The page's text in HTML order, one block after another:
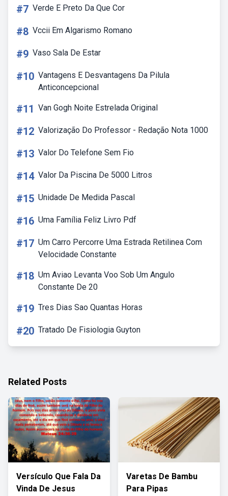
#7 Verde E Preto Da Que Cor
#8 Vccii Em Algarismo Romano
#9 Vaso Sala De Estar
#10 Vantagens E Desvantagens Da Pilula
Anticoncepcional
#11 Van Gogh Noite Estrelada Original
#12 Valorização Do Professor - Redação Nota 1000
#13 Valor Do Telefone Sem Fio
#14 Valor Da Piscina De 5000 Litros
#15 Unidade De Medida Pascal
#16 Uma Família Feliz Livro Pdf
#17 Um Carro Percorre Uma Estrada Retilinea Com
Velocidade Constante
#18 Um Aviao Levanta Voo Sob Um Angulo
Constante De 20
#19 Tres Dias Sao Quantas Horas
#20 Tratado De Fisiologia Guyton
Related Posts
Versículo Que Fala Da
Vinda De Jesus
Varetas De Bambu
Para Pipas